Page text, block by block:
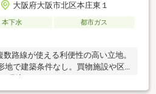
大阪府大阪市北区本庄東１
本下水
都市ガス
路線が使える利便性の高い立地。
地で建築条件なし。買物施設や区